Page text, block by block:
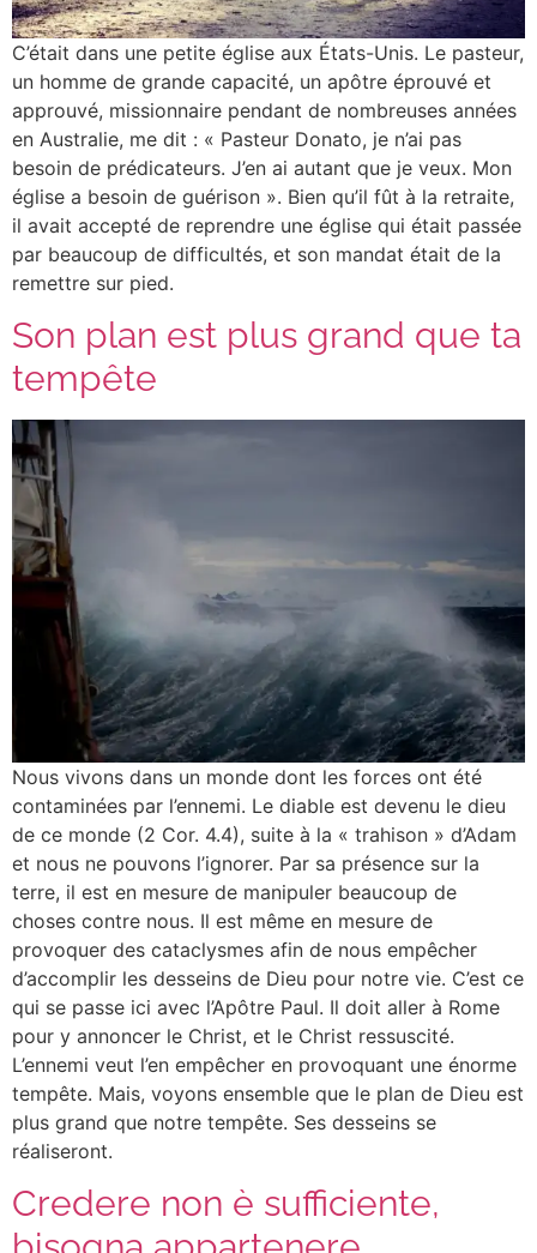
C’était dans une petite église aux États-Unis. Le pasteur,
un homme de grande capacité, un apôtre éprouvé et
approuvé, missionnaire pendant de nombreuses années
en Australie, me dit : « Pasteur Donato, je n’ai pas
besoin de prédicateurs. J’en ai autant que je veux. Mon
église a besoin de guérison ». Bien qu’il fût à la retraite,
il avait accepté de reprendre une église qui était passée
par beaucoup de difficultés, et son mandat était de la
remettre sur pied.
Son plan est plus grand que ta
tempête
Nous vivons dans un monde dont les forces ont été
contaminées par l’ennemi. Le diable est devenu le dieu
de ce monde (2 Cor. 4.4), suite à la « trahison » d’Adam
et nous ne pouvons l’ignorer. Par sa présence sur la
terre, il est en mesure de manipuler beaucoup de
choses contre nous. Il est même en mesure de
provoquer des cataclysmes afin de nous empêcher
d’accomplir les desseins de Dieu pour notre vie. C’est ce
qui se passe ici avec l’Apôtre Paul. Il doit aller à Rome
pour y annoncer le Christ, et le Christ ressuscité.
L’ennemi veut l’en empêcher en provoquant une énorme
tempête. Mais, voyons ensemble que le plan de Dieu est
plus grand que notre tempête. Ses desseins se
réaliseront.
Credere non è sufficiente,